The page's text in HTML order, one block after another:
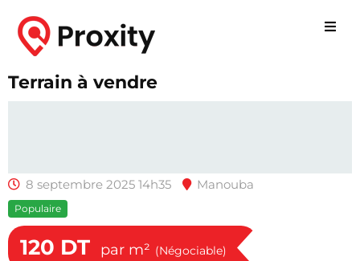
Terrain à vendre
8 septembre 2025 14h35 Manouba
Populaire
120 DT par m² (Négociable)